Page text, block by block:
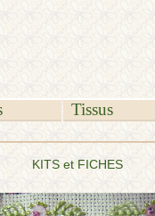
Tissus
KITS et FICHES